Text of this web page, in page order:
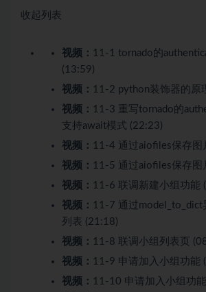
收起列表
视频： 11-1 tornado的
(13:59)
视频： 11-2 python装饰器的原
视频： 11-3 重写tornado的
支持await模式 (22:23)
视频： 11-4 通过aiofiles保存图
视频： 11-5 通过aiofiles保存图
视频： 11-6 联调新建小组功能
视频： 11-7 通过model_to_dict
列表 (21:18)
视频： 11-8 联调小组列表页
视频： 11-9 申请加入小组功能
视频： 11-10 申请加入小组功